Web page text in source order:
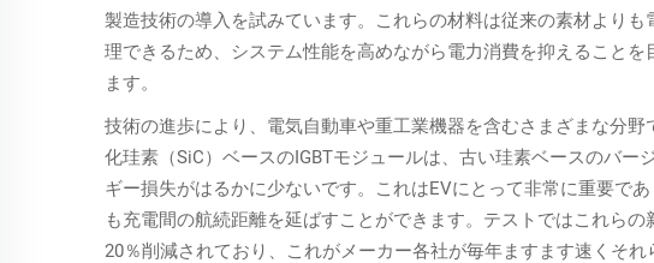
製造技術の導入を試みています。これらの材料は従来の素材より
理できるため、システム性能を高めながら電力消費を抑えること
ます。
技術の進歩により、電気自動車や重工業機器を含むさまざまな分
化珪素（SiC）ベースのIGBTモジュールは、古い珪素ベースのバー
ギー損失がはるかに少ないです。これはEVにとって非常に重要で
も充電間の航続距離を延ばすことができます。テストではこれら
20％削減されており、これがメーカー各社が毎年ますます速くそ